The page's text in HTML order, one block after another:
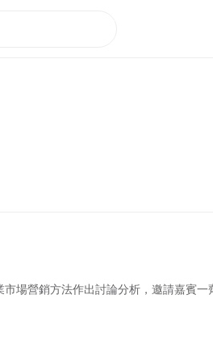
場營銷方法作出討論分析，邀請嘉賓一